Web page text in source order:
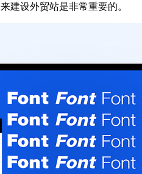
建设外贸站是非常重要的。